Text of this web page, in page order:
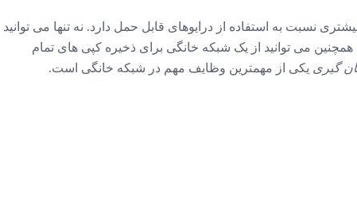
نسبت به استفاده از درایوهای قابل حمل دارد. نه تنها می توانید
می توانید از یک شبکه خانگی برای ذخیره کپی های تمام
گیری یکی از مهمترین وظایف مهم در شبکه خانگی است.